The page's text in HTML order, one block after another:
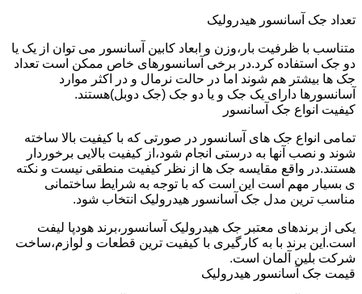
تعداد جک آسانسور هیدرولیک
متناسب با ظرفیت بار،وزن و ابعاد کابین آسانسور می توان از یک یا
دو جک استفاده کرد.در برخی آسانسورهای خاص ممکن است تعداد
جک ها بیشتر هم شوند اما در حالت نرمال و در اکثر موارد
آسانسورها دارای یک جک و یا دو جک (جک دوبل)هستند.
کیفیت انواع جک آسانسور
تمامی انواع جک های آسانسور در صورتی که با کیفیت بالا ساخته
شوند و نصب آنها به درستی انجام شود،از کیفیت بالایی برخوردار
هستند.در واقع مقایسه جک ها از نظر کیفیت منطقی نیست و نکته
ی بسیار مهم است این است که با توجه به شرایط ساختمانی
مناسب ترین مدل جک آسانسور هیدرولیک انتخاب شود.
یکی از برندهای معتبر جک هیدرولیک آسانسور،برند هودپا لیفت
است.این برند با به کارگیری با کیفیت ترین قطعات و لوازم،ساخت
شرکت بلین آلمان است.
قیمت جک آسانسور هیدرولیک